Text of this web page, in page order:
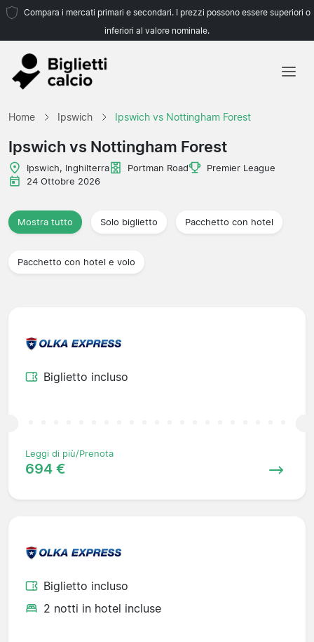
Compara i mercati primari e secondari. I prezzi possono essere superiori o
inferiori al valore nominale.
Campionati
Home Ipswich Ipswich vs Nottingham Forest
Ipswich vs Nottingham Forest
Ipswich, Inghilterra Portman Road
Premier League
24 Ottobre 2026
Mostra tutto Solo biglietto Pacchetto con hotel
Pacchetto con hotel e volo
Biglietto incluso
Leggi di più/Prenota
694 €
Biglietto incluso
2 notti in hotel incluse